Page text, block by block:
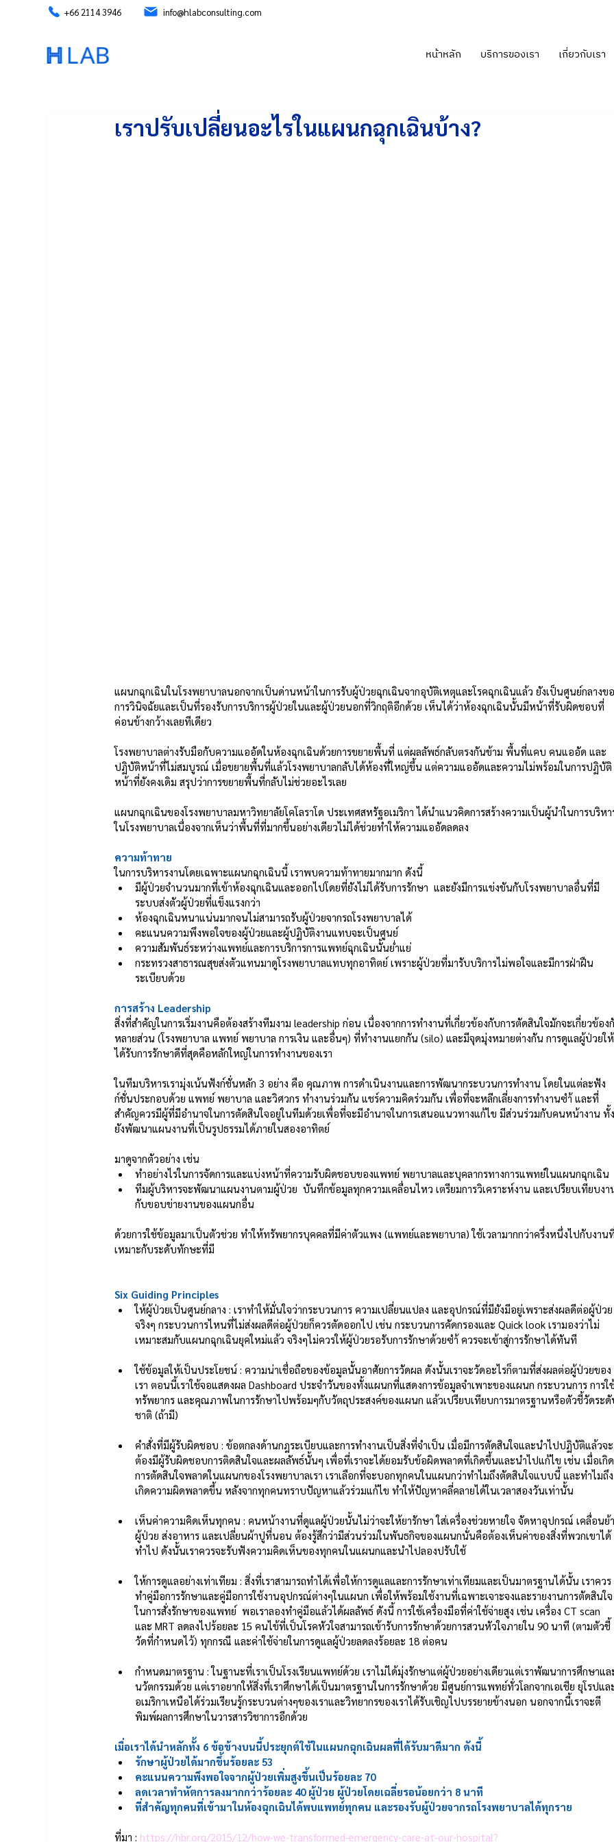
+66 2114 3946 info@hlabconsulting.com
หน้าหลัก บริการของเรา เกี่ยวกับเรา
เราปรับเปลี่ยนอะไรในแผนกฉุกเฉินบ้าง?
แผนกฉุกเฉินในโรงพยาบาลนอกจากเป็นด่านหน้าในการรับผู้ป่วยฉุกเฉินจากอุบัติเหตุและโรคฉุกเฉินแล้ว ยังเป็นศูนย์กลางข
การวินิจฉัยและเป็นที่รองรับการบริการผู้ป่วยในและผู้ป่วยนอกที่วิกฤติอีกด้วย เห็นได้ว่าห้องฉุกเฉินนั้นมีหน้าที่รับผิดชอบที่
ค่อนข้างกว้างเลยทีเดียว
โรงพยาบาลต่างรับมือกับความแออัดในห้องฉุกเฉินด้วยการขยายพื้นที่ แต่ผลลัพธ์กลับตรงกันข้าม พื้นที่แคบ คนแออัด และ
ปฏิบัติหน้าที่ไม่สมบูรณ์ เมื่อขยายพื้นที่แล้วโรงพยาบาลกลับได้ห้องที่ใหญ่ขึ้น แต่ความแออัดและความไม่พร้อมในการปฏิบัติ
หน้าที่ยังคงเดิม สรุปว่าการขยายพื้นที่กลับไม่ช่วยอะไรเลย
แผนกฉุกเฉินของโรงพยาบาลมหาวิทยาลัยโคโลราโด ประเทศสหรัฐอเมริกา ได้นำแนวคิดการสร้างความเป็นผู้นำในการบริหา
ในโรงพยาบาลเนื่องจากเห็นว่าพื้นที่ที่มากขึ้นอย่างเดียวไม่ได้ช่วยทำให้ความแออัดลดลง
ความท้าทาย
ในการบริหารงานโดยเฉพาะแผนกฉุกเฉินนี้ เราพบความท้าทายมากมาก ดังนี้
มีผู้ป่วยจำนวนมากที่เข้าห้องฉุกเฉินและออกไปโดยที่ยังไม่ได้รับการรักษา  และยังมีการแข่งขันกับโรงพยาบาลอื่นที่มี
ระบบส่งตัวผู้ป่วยที่แข็งแรงกว่า
ห้องฉุกเฉินหนาแน่นมากจนไม่สามารถรับผู้ป่วยจากรถโรงพยาบาลได้
คะแนนความพึงพอใจของผู้ป่วยและผู้ปฏิบัติงานแทบจะเป็นศูนย์
ความสัมพันธ์ระหว่างแพทย์และการบริการการแพทย์ฉุกเฉินนั้นย่ำแย่
กระทรวงสาธารณสุขส่งตัวแทนมาดูโรงพยาบาลแทบทุกอาทิตย์ เพราะผู้ป่วยที่มารับบริการไม่พอใจและมีการฝ่าฝืน
ระเบียบด้วย
การสร้าง Leadership
สิ่งที่สำคัญในการเริ่มงานคือต้องสร้างทีมงาม leadership ก่อน เนื่องจากการทำงานที่เกี่ยวข้องกับการตัดสินใจมักจะเกี่ยวข้อง
หลายส่วน (โรงพยาบาล แพทย์ พยาบาล การเงิน และอื่นๆ) ที่ทำงานแยกกัน (silo) และมีจุดมุ่งหมายต่างกัน การดูแลผู้ป่วยให้
ได้รับการรักษาดีที่สุดคือหลักใหญ่ในการทำงานของเรา
ในทีมบริหารเรามุ่งเน้นฟังก์ชั่นหลัก 3 อย่าง คือ คุณภาพ การดำเนินงานและการพัฒนากระบวนการทำงาน โดยในแต่ละฟัง
ก์ชั่นประกอบด้วย แพทย์ พยาบาล และวิศวกร ทำงานร่วมกัน แชร์ความคิดร่วมกัน เพื่อที่จะหลีกเลี่ยงการทำงานซำ้ และที่
สำคัญควรมีผู้ที่มีอำนาจในการตัดสินใจอยู่ในทีมด้วยเพื่อที่จะมีอำนาจในการเสนอแนวทางแก้ไข มีส่วนร่วมกับคนหน้างาน ทั้
ยังพัฒนาแผนงานที่เป็นรูปธรรมได้ภายในสองอาทิตย์
มาดูจากตัวอย่าง เช่น
ทำอย่างไรในการจัดการและแบ่งหน้าที่ความรับผิดชอบของแพทย์ พยาบาลและบุคลากรทางการแพทย์ในแผนกฉุกเฉิ
ทีมผู้บริหารจะพัฒนาแผนงานตามผู้ป่วย  บันทึกข้อมูลทุกความเคลื่อนไหว เตรียมการวิเคราะห์งาน และเปรียบเทียบงา
กับขอบข่ายงานของแผนกอื่น
ด้วยการใช้ข้อมูลมาเป็นตัวช่วย ทำให้ทรัพยากรบุคคลที่มีค่าตัวแพง (แพทย์และพยาบาล) ใช้เวลามากกว่าครึ่งหนึ่งไปกับงาน
เหมาะกับระดับทักษะที่มี
Six Guiding Principles
ให้ผู้ป่วยเป็นศูนย์กลาง : เราทำให้มั่นใจว่ากระบวนการ ความเปลี่ยนแปลง และอุปกรณ์ที่มียังมีอยู่เพราะส่งผลดีต่อผู้ป่วย
จริงๆ กระบวนการไหนที่ไม่ส่งผลดีต่อผู้ป่วยก็ควรตัดออกไป เช่น กระบวนการคัดกรองและ Quick look เรามองว่าไม่
เหมาะสมกับแผนกฉุกเฉินยุคใหม่แล้ว จริงๆไม่ควรให้ผู้ป่วยรอรับการรักษาด้วยซำ้ ควรจะเข้าสู่การรักษาได้ทันที
ใช้ข้อมูลให้เป็นประโยชน์ : ความน่าเชื่อถือของข้อมูลนั้นอาศัยการวัดผล ดังนั้นเราจะวัดอะไรก็ตามที่ส่งผลต่อผู้ป่วยของ
เรา ตอนนี้เราใช้จอแสดงผล Dashboard ประจำวันของทั้งแผนกที่แสดงการข้อมูลจำเพาะของแผนก กระบวนการ การใ
ทรัพยากร และคุณภาพในการรักษาไปพร้อมๆกับวัตถุประสงค์ของแผนก แล้วเปรียบเทียบการมาตรฐานหรือตัวชี้วัดระ
ชาติ (ถ้ามี)
คำสั่งที่มีผู้รับผิดชอบ : ข้อตกลงด้านกฎระเบียบและการทำงานเป็นสิ่งที่จำเป็น เมื่อมีการตัดสินใจและนำไปปฏิบัติแล้วจะ
ต้องมีผู้รับผิดชอบการติดสินใจและผลลัพธ์นั้นๆ เพื่อที่เราจะได้ยอมรับข้อผิดพลาดที่เกิดขึ้นและนำไปแก้ไข เช่น เมื่อเกิด
การตัดสินใจพลาดในแผนกของโรงพยาบาลเรา เราเลือกที่จะบอกทุกคนในแผนกว่าทำไมถึงตัดสินใจแบบนี้ และทำไมถึง
เกิดความผิดพลาดขึ้น หลังจากทุกคนทราบปัญหาแล้วร่วมแก้ไข ทำให้ปัญหาคลี่คลายได้ในเวลาสองวันเท่านั้น
เห็นค่าความคิดเห็นทุกคน : คนหน้างานที่ดูแลผู้ป่วยนั้นไม่ว่าจะให้ยารักษา ใส่เครื่องช่วยหายใจ จัดหาอุปกรณ์ เคลื่อนย้
ผู้ป่วย ส่งอาหาร และเปลี่ยนผ้าปูที่นอน ต้องรู้สึกว่ามีส่วนร่วมในพันธกิจของแผนกนั่นคือต้องเห็นค่าของสิ่งที่พวกเขาได้
ทำไป ดังนั้นเราควรจะรับฟังความคิดเห็นของทุกคนในแผนกและนำไปลองปรับใช้
ให้การดูแลอย่างเท่าเทียม : สิ่งที่เราสามารถทำได้เพื่อให้การดูแลและการรักษาเท่าเทียมและเป็นมาตรฐานได้นั้น เราควร
ทำคู่มือการรักษาและคู่มือการใช้งานอุปกรณ์ต่างๆในแผนก เพื่อให้พร้อมใช้งานที่เฉพาะเจาะจงและรายงานการตัดสินใจ
ในการสั่งรักษาของแพทย์  พอเราลองทำคู่มือแล้วได้ผลลัพธ์ ดังนี้ การใช้เครื่องมือที่ค่าใช้จ่ายสูง เช่น เครื่อง CT scan
และ MRT ลดลงไปร้อยละ 15 คนไข้ที่เป็นโรคหัวใจสามารถเข้ารับการรักษาด้วยการสวนหัวใจภายใน 90 นาที (ตามตัวชี้
วัดที่กำหนดไว้) ทุกกรณี และค่าใช้จ่ายในการดูแลผู้ป่วยลดลงร้อยละ 18 ต่อคน
กำหนดมาตรฐาน : ในฐานะที่เราเป็นโรงเรียนแพทย์ด้วย เราไม่ได้มุ่งรักษาแต่ผู้ป่วยอย่างเดียวแต่เราพัฒนาการศึกษาแล
นวัตกรรมด้วย แต่เราอยากให้สิ่งที่เราศึกษาได้เป็นมาตรฐานในการรักษาด้วย มีศูนย์การแพทย์ทั่วโลกจากเอเชีย ยุโรปแล
อเมริกาเหนือได้ร่วมเรียนรู้กระบวนต่างๆของเราและวิทยากรของเราได้รับเชิญไปบรรยายข้างนอก นอกจากนี้เราจะตี
พิมพ์ผลการศึกษาในวารสารวิชาการอีกด้วย
เมื่อเราได้นำหลักทั้ง 6 ข้อข้างบนนี้ประยุกต์ใช้ในแผนกฉุกเฉินผลที่ได้รับมาดีมาก ดังนี้
รักษาผู้ป่วยได้มากขึ้นร้อยละ 53
คะแนนความพึงพอใจจากผู้ป่วยเพิ่มสูงขึ้นเป็นร้อยละ 70
ลดเวลาทำหัตการลงมากกว่าร้อยละ 40 ผู้ป่วย ผู้ป่วยโดยเฉลี่ยรอน้อยกว่า 8 นาที
ที่สำคัญทุกคนที่เข้ามาในห้องฉุกเฉินได้พบแพทย์ทุกคน และรองรับผู้ป่วยจากรถโรงพยาบาลได้ทุกราย
ที่มา : https://hbr.org/2015/12/how-we-transformed-emergency-care-at-our-hospital?